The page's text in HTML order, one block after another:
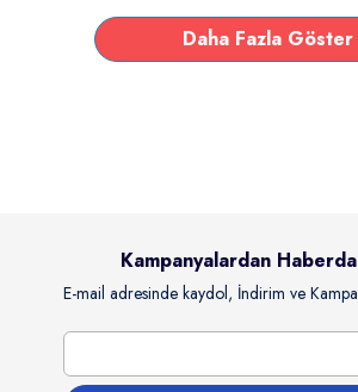
Daha Fazla Göster
Kampanyalardan
E-mail adresinde kaydol, İndirim ve